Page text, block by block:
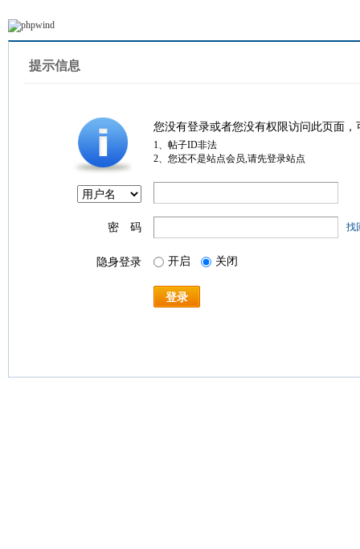
提示信息
您没有登录或者您没有权限访问此页面
1、帖子ID非法
2、您还不是站点会员,请先登录站点
密 码 找
隐身登录 开启 关闭
登录